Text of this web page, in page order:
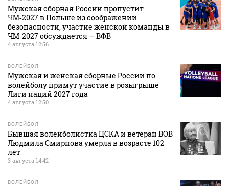
Мужская сборная России пропустит
ЧМ‑2027 в Польше из соображений
безопасности, участие женской команды в
ЧМ‑2027 обсуждается — ВФВ
4 августа 12:56
ВОЛЕЙБОЛ
Мужская и женская сборные России по
волейболу примут участие в розыгрыше
Лиги наций 2027 года
4 августа 12:50
ВОЛЕЙБОЛ
Бывшая волейболистка ЦСКА и ветеран ВОВ
Людмила Смирнова умерла в возрасте 102
лет
3 августа 14:42
ВОЛЕЙБОЛ